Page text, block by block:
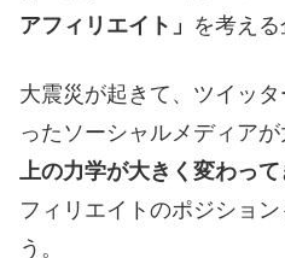
アフィリエイト」 を考える
大震災が起きて、ツイッ
ったソーシャルメディアが
上の力学が大きく変わって
フィリエイトのポジショ
う。